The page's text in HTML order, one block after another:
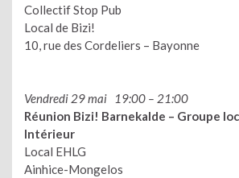
Collectif Stop Pub
Local de Bizi!
10, rue des Cordeliers – Bayonne
Vendredi 29 mai 19:00 – 21:00
Réunion Bizi! Barnekalde – Groupe
Intérieur
Local EHLG
Ainhice-Mongelos